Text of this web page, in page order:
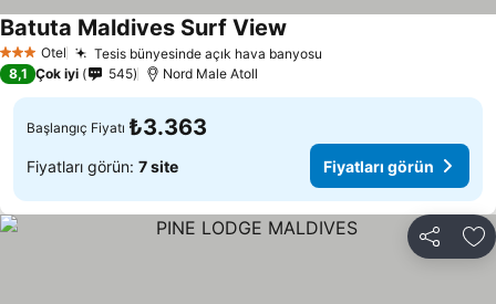
3 YıldızOtel Tesis bünyesinde açık hava banyosu
Batuta Maldives Surf View
8,1 Çok iyi 545 Nord Male Atoll
Başlangıç Fiyatı ₺3.363
Fiyatları görün: 7 site Fiyatları görün
Paylaş